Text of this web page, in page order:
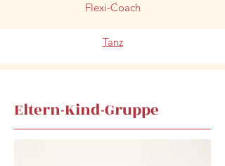
Flexi-Coach
Tanz
Eltern-Kind-Gruppe